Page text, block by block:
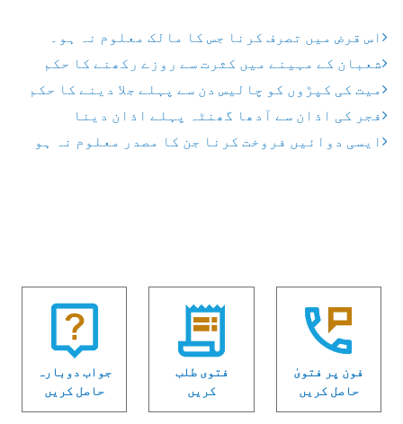
اس قرض میں تصرف کرنا جس کا مالک معلوم نہ ہو۔
شعبان کے مہینے میں کثرت سے روزے رکھنے کا حکم
میت کی کپڑوں کو چالیس دن سے پہلے جلا دینے کا حکم
فجر کی اذان سے آدھا گھنٹہ پہلے اذان دینا
ایسی دوائیں فروخت کرنا جن کا مصدر معلوم نہ ہو
فون پر فتویٰ
حاصل کریں
فتوی طلب
کریں
جواب دوبارہ
حاصل کریں